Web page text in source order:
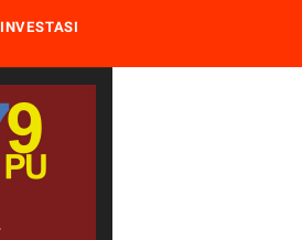
INVESTASI